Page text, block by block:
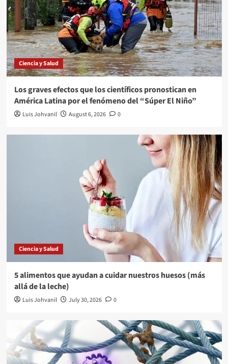
Ciencia y Salud
Los graves efectos que los científicos pronostican en
América Latina por el fenómeno del “Súper El Niño”
Luis Johvanil August 6, 2026 0
Ciencia y Salud
5 alimentos que ayudan a cuidar nuestros huesos (más
allá de la leche)
Luis Johvanil July 30, 2026 0